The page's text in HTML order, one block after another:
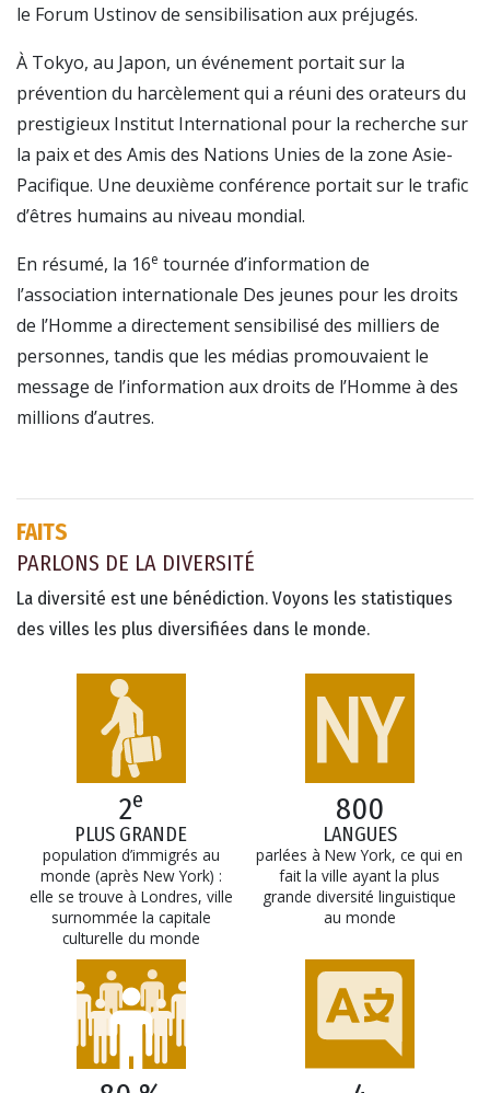
le Forum Ustinov de sensibilisation aux préjugés.
À Tokyo, au Japon, un événement portait sur la
prévention du harcèlement qui a réuni des orateurs du
prestigieux Institut International pour la recherche sur
la paix et des Amis des Nations Unies de la zone Asie-
Pacifique. Une deuxième conférence portait sur le trafic
d’êtres humains au niveau mondial.
En résumé, la 16e tournée d’information de
l’association internationale Des jeunes pour les droits
de l’Homme a directement sensibilisé des milliers de
personnes, tandis que les médias promouvaient le
message de l’information aux droits de l’Homme à des
millions d’autres.
FAITS
PARLONS DE LA DIVERSITÉ
La diversité est une bénédiction. Voyons les statistiques
des villes les plus diversifiées dans le monde.
2e
PLUS GRANDE
population d’immigrés au
monde (après New York) :
elle se trouve à Londres, ville
surnommée la capitale
culturelle du monde
800
LANGUES
parlées à New York, ce qui en
fait la ville ayant la plus
grande diversité linguistique
au monde